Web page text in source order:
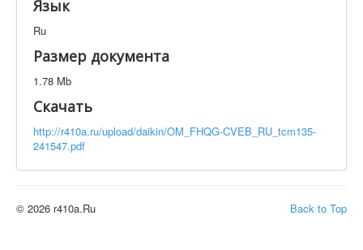
Производитель
Элементов на страницу
Язык
Ru
Размер документа
1.78 Mb
Скачать
http://r410a.ru/upload/daikin/OM_FHQG-CVEB_RU_tcm135-
241547.pdf
Back to Top
© 2026 r410a.Ru